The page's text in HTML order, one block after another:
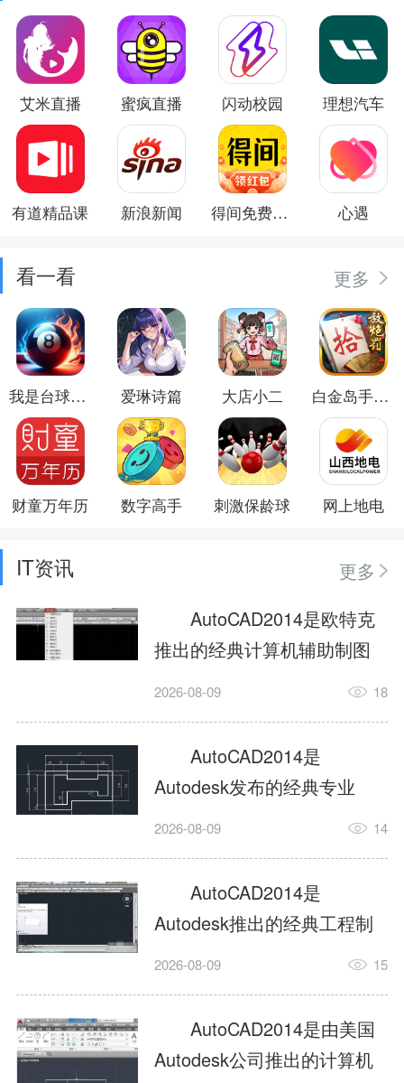
艾米直播 蜜疯直播 闪动校园 理想汽车
有道精品课 新浪新闻 得间免费小说 心遇
看一看 更多
我是台球大师 爱琳诗篇 大店小二 白金岛手游放炮罚
财童万年历 数字高手 刺激保龄球 网上地电
IT资讯
更多
AutoCAD2014是欧特克
推出的经典计算机辅助制图
工具，主打稳定2D施工图绘
行业工程设计。版本新增图
纸标签页、实景地理地图、
协同设计交流模块，优化命
令行智能纠错与图层批量管
理，支持Win8触屏操作、点
云扫描数据导入，兼容各类
DWG图纸格式，文件互通...
2026-08-09 18
AutoCAD2014是
Autodesk发布的经典专业
CAD制图设计软件，是工程
绘图工具。软件专注精准二
维绘图、图纸编辑、参数化
设计及基础三维建模，广泛
应用于建筑设计、机械制
造、土木工程、室内设计等
多个行业。软件优化绘图流
畅度与文件兼容性，支持参
2026-08-09 14
AutoCAD2014是
Autodesk推出的经典工程制
图设计软件，主打高效精准
建模作业，适配建筑、机
械、市政、室内设计等多行
业场景。软件优化运行机制
2026-08-09 15
AutoCAD2014是由美国
Autodesk公司推出的计算机